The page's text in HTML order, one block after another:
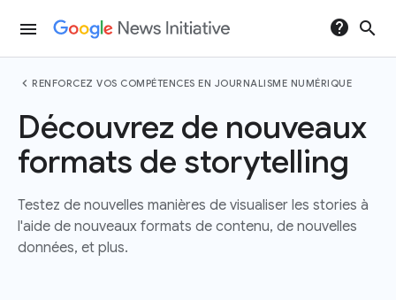
menu help search
chevron_left RENFORCEZ VOS COMPÉTENCES EN JOURNALISME NUMÉRIQUE
Découvrez de nouveaux
formats de storytelling
Testez de nouvelles manières de visualiser les stories à
l'aide de nouveaux formats de contenu, de nouvelles
données, et plus.